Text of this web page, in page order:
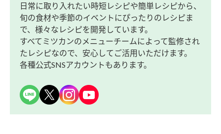
日常に取り入れたい時短レシピや簡単レシピから、
旬の食材や季節のイベントにぴったりのレシピま
で、様々なレシピを開発しています。
すべてミツカンのメニューチームによって監修され
たレシピなので、安心してご活用いただけます。
各種公式SNSアカウントもあります。